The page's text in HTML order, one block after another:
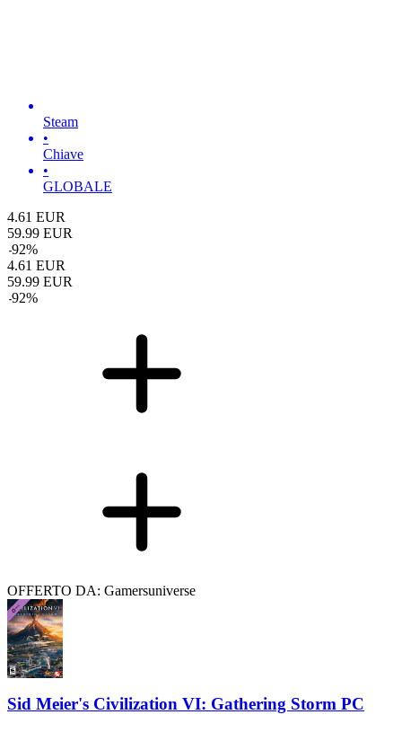
Steam
•
Chiave
•
GLOBALE
4.61 EUR
59.99 EUR
-92%
4.61 EUR
59.99 EUR
-92%
OFFERTO DA: Gamersuniverse
Sid Meier's Civilization VI: Gathering Storm PC